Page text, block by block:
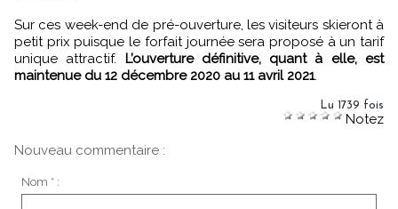
Sur ces week-end de pré-ouverture, les visiteurs skieront à
petit prix puisque le forfait journée sera proposé à un tarif
unique attractif. L’ouverture définitive, quant à elle, est
maintenue du 12 décembre 2020 au 11 avril 2021.
Lu 1739 fois
Notez
Nouveau commentaire :
Nom * :